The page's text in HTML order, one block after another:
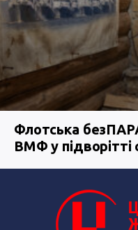
Флотська
ВМФ у підворітті